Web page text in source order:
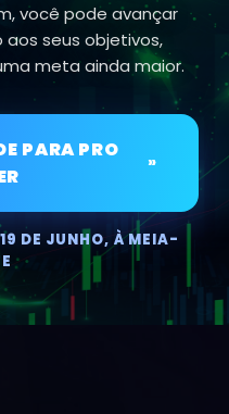
você pode avançar
seus objetivos,
meta ainda maior.
PARA PRO
»
DE JUNHO, À MEIA-